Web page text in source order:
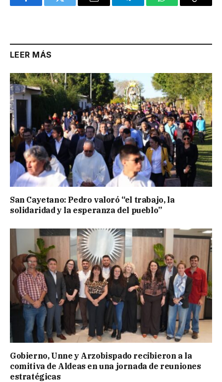
FacebookTwitter Email TelegramWhatsAppCopy
LEER MÁS
San Cayetano: Pedro valoró “el trabajo, la
solidaridad y la esperanza del pueblo”
Gobierno, Unne y Arzobispado recibieron a la
comitiva de Aldeas en una jornada de reuniones
estratégicas